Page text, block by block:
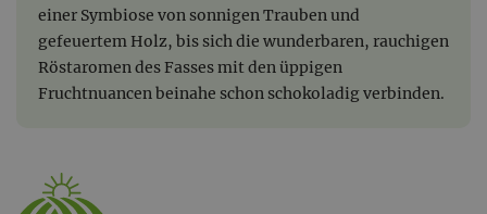
einer Symbiose von sonnigen Trauben und
gefeuertem Holz, bis sich die wunderbaren, rauchigen
Röstaromen des Fasses mit den üppigen
Fruchtnuancen beinahe schon schokoladig verbinden.